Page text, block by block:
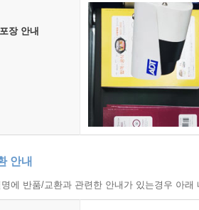
포장 안내
안내
에 반품/교환과 관련한 안내가 있는경우 아